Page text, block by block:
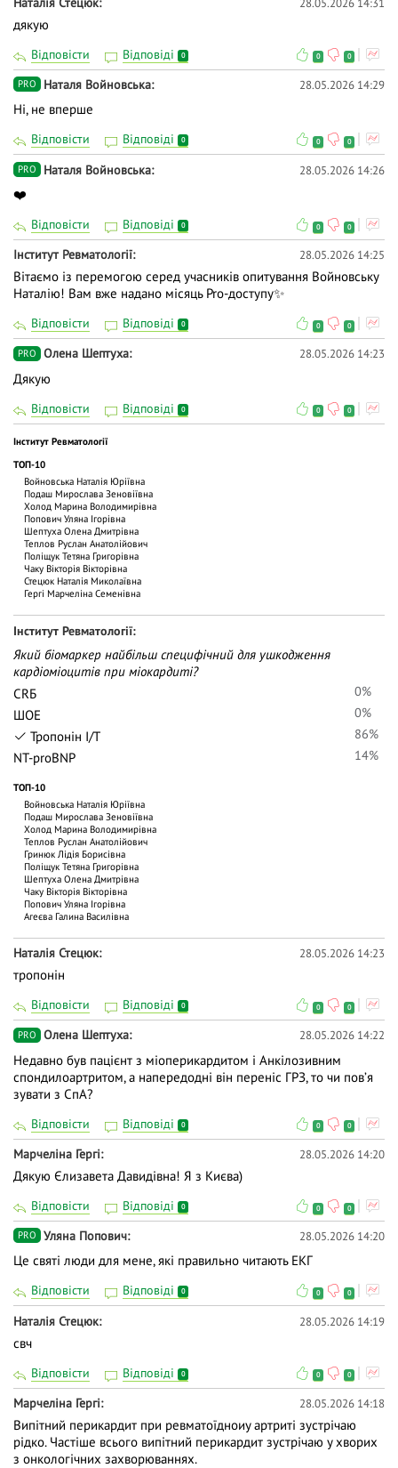
дякую
Відповісти Відповіді 0 0 0
PRO Наталя Войновська 28.05.2026 14:29
Ні, не вперше
Відповісти Відповіді 0 0 0
PRO Наталя Войновська 28.05.2026 14:26
❤️
Відповісти Відповіді 0 0 0
Iнститут Ревматології 28.05.2026 14:25
Вітаємо із перемогою серед учасників опитування Войновську
Наталію! Вам вже надано місяць Pro-доступу✨
Відповісти Відповіді 0 0 0
PRO Олена Шептуха 28.05.2026 14:23
Дякую
Відповісти Відповіді 0 0 0
Iнститут Ревматології
ТОП-10
Войновська Наталія Юріївна
Подаш Мирослава Зеновіївна
Холод Марина Володимирівна
Попович Уляна Ігорівна
Шептуха Олена Дмитрівна
Теплов Руслан Анатолійович
Поліщук Тетяна Григорівна
Чаку Вiкторiя Вiкторiвна
Стецюк Наталія Миколаївна
Гергі Марчеліна Семенівна
Iнститут Ревматології
Який біомаркер найбільш специфічний для ушкодження
кардіоміоцитів при міокардиті?
CRБ
0%
ШОЕ
0%
Тропонін I/T
86%
NT-proBNP
14%
ТОП-10
Войновська Наталія Юріївна
Подаш Мирослава Зеновіївна
Холод Марина Володимирівна
Теплов Руслан Анатолійович
Гринюк Лідія Борисівна
Поліщук Тетяна Григорівна
Шептуха Олена Дмитрівна
Чаку Вiкторiя Вiкторiвна
Попович Уляна Ігорівна
Агеєва Галина Василівна
Наталія Стецюк 28.05.2026 14:23
тропонін
Відповісти Відповіді 0 0 0
PRO Олена Шептуха 28.05.2026 14:22
Недавно був пацієнт з міоперикардитом і Анкілозивним
спондилоартритом, а напередодні він переніс ГРЗ, то чи повʼя
зувати з СпА?
Відповісти Відповіді 0 0 0
Марчеліна Гергі 28.05.2026 14:20
Дякую Єлизавета Давидівна! Я з Києва)
Відповісти Відповіді 0 0 0
PRO Уляна Попович 28.05.2026 14:20
Це святі люди для мене, які правильно читають ЕКГ
Відповісти Відповіді 0 0 0
Наталія Стецюк 28.05.2026 14:19
свч
Відповісти Відповіді 0 0 0
Марчеліна Гергі 28.05.2026 14:18
Випітний перикардит при ревматоїдноиу артриті зустрічаю
рідко. Частіше всього випітний перикардит зустрічаю у хворих
з онкологічних захворюваннях.